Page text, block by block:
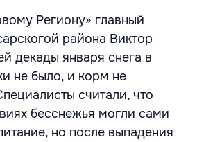
Региону» главный
района Виктор
декады января снега в
не было, и корм не
считали, что
бесснежья могли сами
но после выпадения